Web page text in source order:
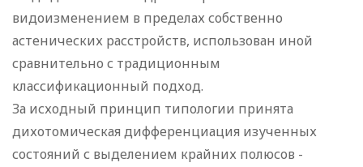
видоизменением в пределах собственно
астенических расстройств, использован иной
сравнительно с традиционным
классификационный подход.
За исходный принцип типологии принята
дихотомическая дифференциация изученных
состояний с выделением крайних полюсов -